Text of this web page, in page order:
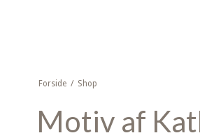
Forside / Shop
Motiv af